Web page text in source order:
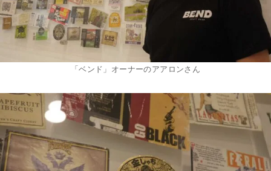
「ベンド」オーナーのアアロンさん